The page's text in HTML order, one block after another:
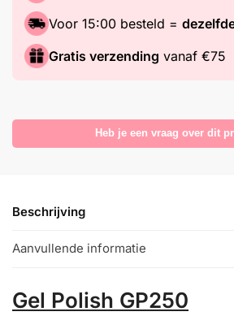
Voor 15:00 besteld =
Gratis verzending vanaf €75
Heb je een vraag over dit
Beschrijving
Aanvullende informatie
Gel Polish GP250